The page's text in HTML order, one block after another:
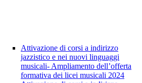
Attivazione di corsi a indirizzo
jazzistico e nei nuovi linguaggi
musicali- Ampliamento dell’offerta
formativa dei licei musicali 2024